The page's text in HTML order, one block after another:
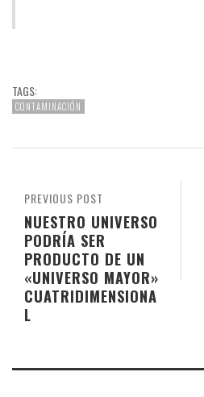
TAGS:
CONTAMINACIÓN
PREVIOUS POST
NUESTRO UNIVERSO
PODRÍA SER
PRODUCTO DE UN
«UNIVERSO MAYOR»
CUATRIDIMENSIONA
L